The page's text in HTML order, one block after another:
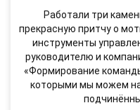
Работали три
прекрасную притчу о
инструменты
руководителю и
«Формирование
которыми мы можем